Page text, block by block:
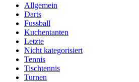
Allgemein
Darts
Fussball
Kuchentanten
Letzte
Nicht kategorisiert
Tennis
Tischtennis
Turnen